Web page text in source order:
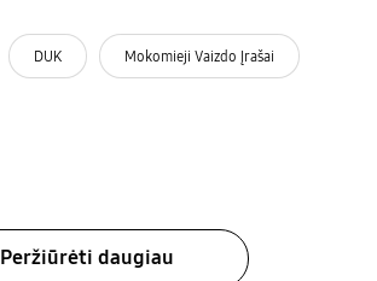
DUK Mokomieji Vaizdo Įrašai
Peržiūrėti daugiau